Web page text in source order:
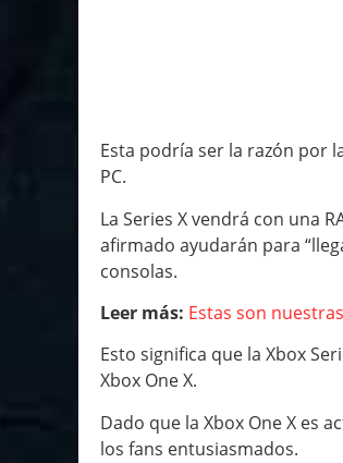
Esta podría ser la razón por
PC.
La Series X vendrá con una
afirmado ayudarán para
consolas.
Leer más: Estas son
Esto significa que la Xbox
Xbox One X.
Dado que la Xbox One X es
los fans entusiasmados.